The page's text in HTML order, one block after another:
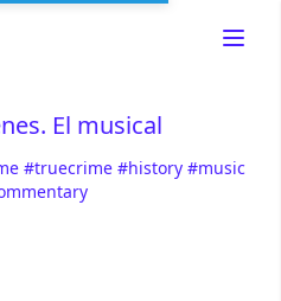
El musical
#truecrime #history #music